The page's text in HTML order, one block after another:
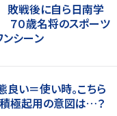
敗戦後に自ら日南学
０歳名将のスポーツ
シーン
良い＝使い時。こちら
積極起用の意図は…？